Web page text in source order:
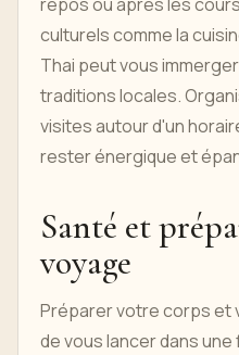
culturels comme la
Thai peut vous
traditions locales.
visites autour d'un
rester énergique et
Santé et
voyage
Préparer votre corps et
de vous lancer dans